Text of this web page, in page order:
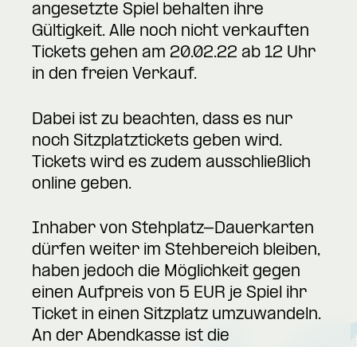
angesetzte Spiel behalten ihre
Gültigkeit. Alle noch nicht verkauften
Tickets gehen am 20.02.22 ab 12 Uhr
in den freien Verkauf.
Dabei ist zu beachten, dass es nur
noch Sitzplatztickets geben wird.
Tickets wird es zudem ausschließlich
online geben.
Inhaber von Stehplatz-Dauerkarten
dürfen weiter im Stehbereich bleiben,
haben jedoch die Möglichkeit gegen
einen Aufpreis von 5 EUR je Spiel ihr
Ticket in einen Sitzplatz umzuwandeln.
An der Abendkasse ist die